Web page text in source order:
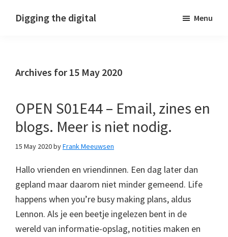
Digging the digital Menu
Archives for 15 May 2020
OPEN S01E44 – Email, zines en
blogs. Meer is niet nodig.
15 May 2020byFrank Meeuwsen
Hallo vrienden en vriendinnen. Een dag later dan
gepland maar daarom niet minder gemeend. Life
happens when you’re busy making plans, aldus
Lennon. Als je een beetje ingelezen bent in de
wereld van informatie-opslag, notities maken en